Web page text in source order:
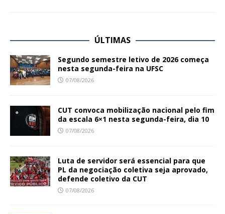
ÚLTIMAS
Segundo semestre letivo de 2026 começa
nesta segunda-feira na UFSC
07/08/2026
CUT convoca mobilização nacional pelo fim
da escala 6×1 nesta segunda-feira, dia 10
07/08/2026
Luta de servidor será essencial para que
PL da negociação coletiva seja aprovado,
defende coletivo da CUT
07/08/2026